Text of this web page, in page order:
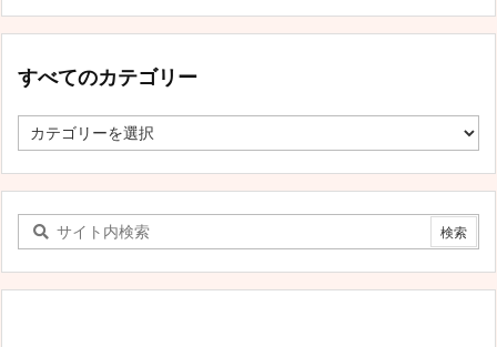
すべてのカテゴリー
べ
の
ゴ
リ
ー